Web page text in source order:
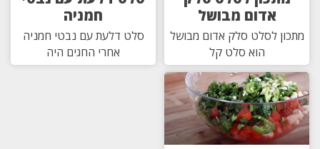
אדום מבושל
מתכון לסלט סלק אדום מבושל
הוא סלט קל
חמניה
סלט דלעת עם נבטי חמניה
אחרי החגים היה